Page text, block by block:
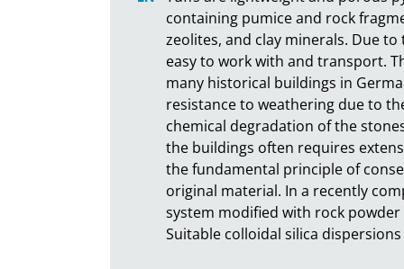
containing pumice and rock
zeolites, and clay minerals. Due
easy to work with and transport.
many historical buildings in
resistance to weathering due to
chemical degradation of the
the buildings often requires
the fundamental principle of
original material. In a recently
system modified with rock
Suitable colloidal silica